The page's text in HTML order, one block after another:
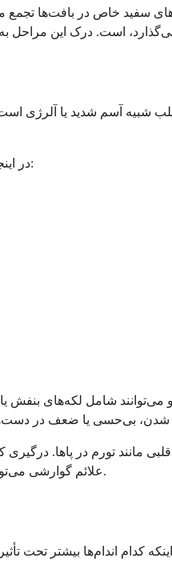
سفید خاص در بافت‌ها تجمع
شبیه آسم شدید یا آلرژی
در اینجا شایع‌ترین علائمی که ممکن است تجربه کنید، آورده شده است:
شامل لکه‌های بنفش
مانند تورم در پاها.
علائم گوارشی می‌تواند شامل درد شکم، حالت تهوع یا تغییرات در حرکات روده باشد.
کدام اندام‌ها بیشتر تحت